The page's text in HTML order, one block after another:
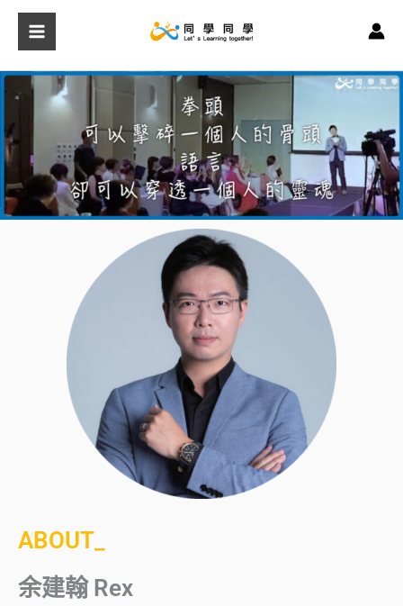
容
ABOUT_
余建翰 Rex